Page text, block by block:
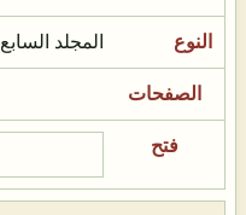
المجلد السابع